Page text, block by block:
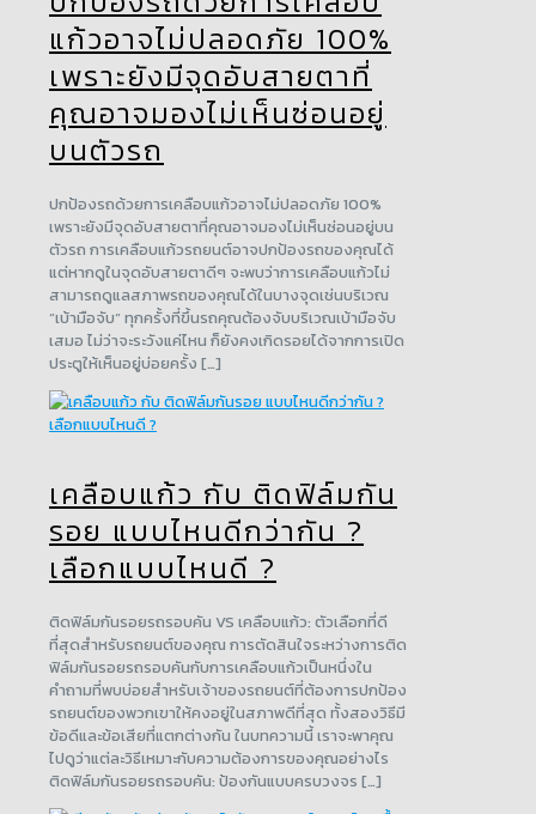
แก้วอาจไม่ปลอดภัย 100%
เพราะยังมีจุดอับสายตาที่
คุณอาจมองไม่เห็นซ่อนอยู่
บนตัวรถ
ปกป้องรถด้วยการเคลือบแก้วอาจไม่ปลอดภัย 100%
เพราะยังมีจุดอับสายตาที่คุณอาจมองไม่เห็นซ่อนอยู่บน
ตัวรถ การเคลือบแก้วรถยนต์อาจปกป้องรถของคุณได้
แต่หากดูในจุดอับสายตาดีๆ จะพบว่าการเคลือบแก้วไม่
สามารถดูแลสภาพรถของคุณได้ในบางจุดเช่นบริเวณ
“เบ้ามือจับ“ ทุกครั้งที่ขึ้นรถคุณต้องจับบริเวณเบ้ามือจับ
เสมอ ไม่ว่าจะระวังแค่ไหน ก็ยังคงเกิดรอยได้จากการเปิด
ประตูให้เห็นอยู่บ่อยครั้ง […]
เคลือบแก้ว กับ ติดฟิล์มกัน
รอย แบบไหนดีกว่ากัน ?
เลือกแบบไหนดี ?
ติดฟิล์มกันรอยรถรอบคัน VS เคลือบแก้ว: ตัวเลือกที่ดี
ที่สุดสำหรับรถยนต์ของคุณ การตัดสินใจระหว่างการติด
ฟิล์มกันรอยรถรอบคันกับการเคลือบแก้วเป็นหนึ่งใน
คำถามที่พบบ่อยสำหรับเจ้าของรถยนต์ที่ต้องการปกป้อง
รถยนต์ของพวกเขาให้คงอยู่ในสภาพดีที่สุด ทั้งสองวิธีมี
ข้อดีและข้อเสียที่แตกต่างกัน ในบทความนี้ เราจะพาคุณ
ไปดูว่าแต่ละวิธีเหมาะกับความต้องการของคุณอย่างไร
ติดฟิล์มกันรอยรถรอบคัน: ป้องกันแบบครบวงจร […]